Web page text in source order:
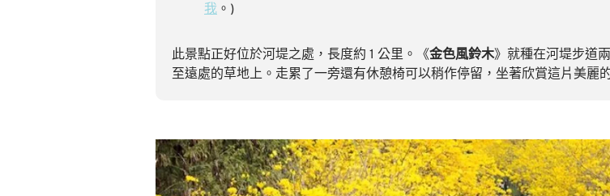
我 。)
此景點正好位於河堤之處，長度約 1 公里。《金色風鈴木》就種在河堤步道
至遠處的草地上。走累了一旁還有休憩椅可以稍作停留，坐著欣賞這片美麗